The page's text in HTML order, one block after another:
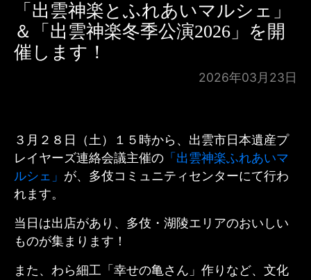
「出雲神楽とふれあいマルシェ」
＆「出雲神楽冬季公演2026」を開
催します！
2026年03月23日
３月２８日（土）１５時から、出雲市日本遺産プ
レイヤーズ連絡会議主催の 「出雲神楽ふれあいマ
ルシェ」 が、多伎コミュニティセンターにて行わ
れます。
当日は出店があり、多伎・湖陵エリアのおいしい
ものが集まります！
また、わら細工「幸せの亀さん」作りなど、文化